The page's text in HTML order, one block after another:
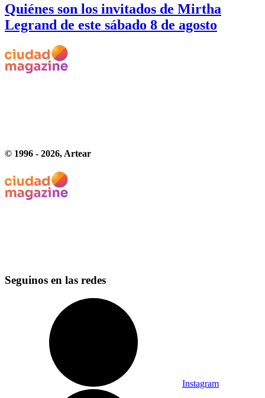
Quiénes son los invitados de Mirtha
Legrand de este sábado 8 de agosto
© 1996 - 2026, Artear
Seguinos en las redes
Instagram